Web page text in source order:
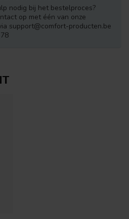
nodig bij het bestelproces?
op met één van onze
support@comfort-producten.be